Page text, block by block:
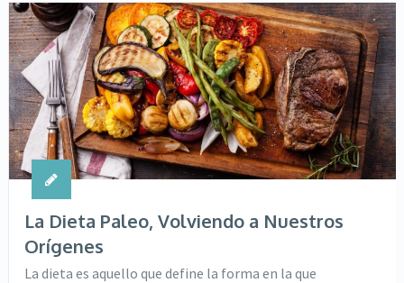
La Dieta Paleo, Volviendo a Nuestros
Orígenes
La dieta es aquello que define la forma en la que